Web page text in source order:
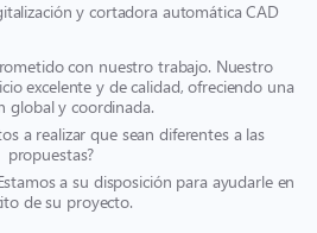
y cortadora automática CAD
con nuestro trabajo. Nuestro
excelente y de calidad, ofreciendo una
global y coordinada.
a realizar que sean diferentes a las
propuestas?
a su disposición para ayudarle en
de su proyecto.